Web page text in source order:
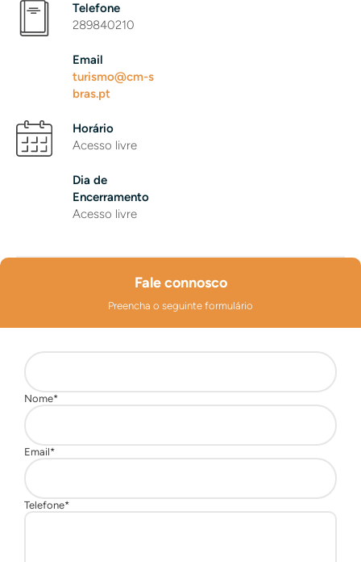
Telefone
289840210
Email
turismo@cm-s
bras.pt
Horário
Acesso livre
Dia de
Encerramento
Acesso livre
Fale connosco
Preencha o seguinte formulário